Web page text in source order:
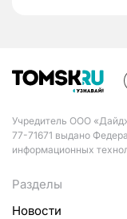
Учредитель ООО
77-71671 выдано
информационных
Разделы
Новости